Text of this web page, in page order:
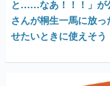
と……なあ！！！」が
さんが桐生一馬に放
せたいときに使えそう